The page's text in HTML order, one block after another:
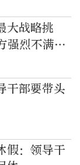
大战略挑
强烈不满、
干部要带头
假：领导干